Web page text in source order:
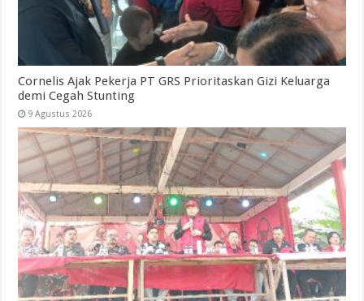
Cornelis Ajak Pekerja PT GRS Prioritaskan Gizi Keluarga
demi Cegah Stunting
9 Agustus 2026